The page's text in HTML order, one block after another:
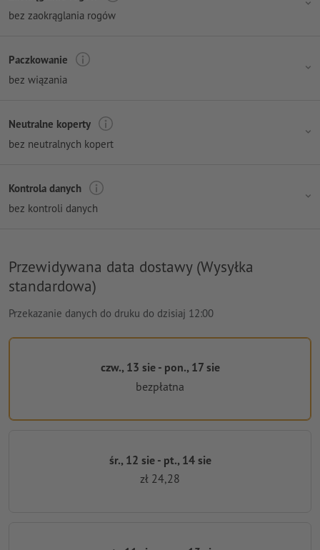
bez zaokrąglania rogów
Paczkowanie
bez wiązania
Neutralne koperty
bez neutralnych kopert
Kontrola danych
bez kontroli danych
Przewidywana data dostawy (Wysyłka
standardowa)
Przekazanie danych do druku do dzisiaj 12:00
czw., 13 sie - pon., 17 sie
bezpłatna
śr., 12 sie - pt., 14 sie
zł 24,28